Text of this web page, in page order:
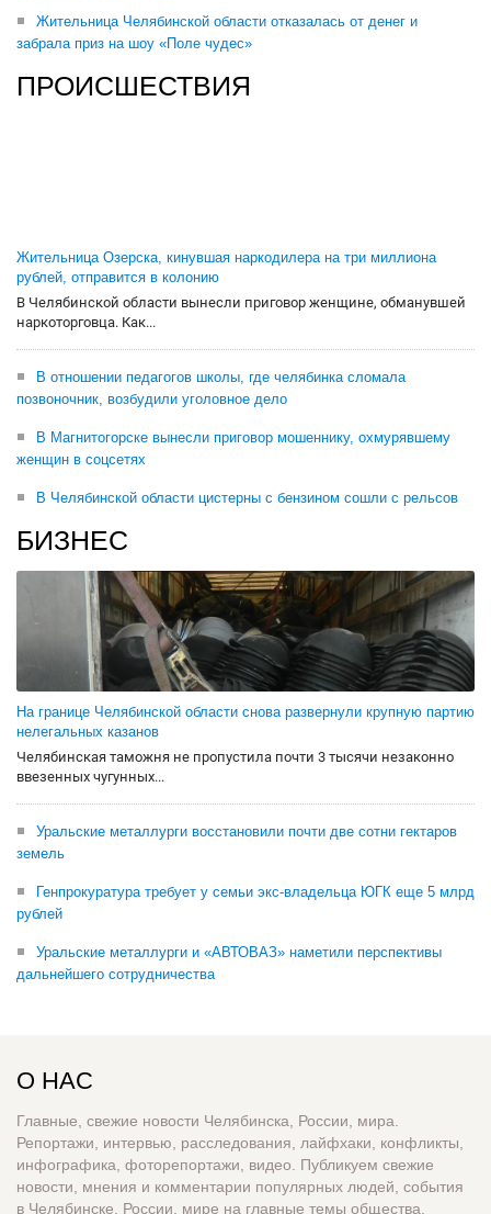
Жительница Челябинской области отказалась от денег и
забрала приз на шоу «Поле чудес»
ПРОИСШЕСТВИЯ
Жительница Озерска, кинувшая наркодилера на три миллиона
рублей, отправится в колонию
В Челябинской области вынесли приговор женщине, обманувшей
наркоторговца. Как...
В отношении педагогов школы, где челябинка сломала
позвоночник, возбудили уголовное дело
В Магнитогорске вынесли приговор мошеннику, охмурявшему
женщин в соцсетях
В Челябинской области цистерны с бензином сошли с рельсов
БИЗНЕС
На границе Челябинской области снова развернули крупную партию
нелегальных казанов
Челябинская таможня не пропустила почти 3 тысячи незаконно
ввезенных чугунных...
Уральские металлурги восстановили почти две сотни гектаров
земель
Генпрокуратура требует у семьи экс-владельца ЮГК еще 5 млрд
рублей
Уральские металлурги и «АВТОВАЗ» наметили перспективы
дальнейшего сотрудничества
О НАС
Главные, свежие новости Челябинска, России, мира.
Репортажи, интервью, расследования, лайфхаки, конфликты,
инфографика, фоторепортажи, видео. Публикуем свежие
новости, мнения и комментарии популярных людей, события
в Челябинске, России, мире на главные темы общества,